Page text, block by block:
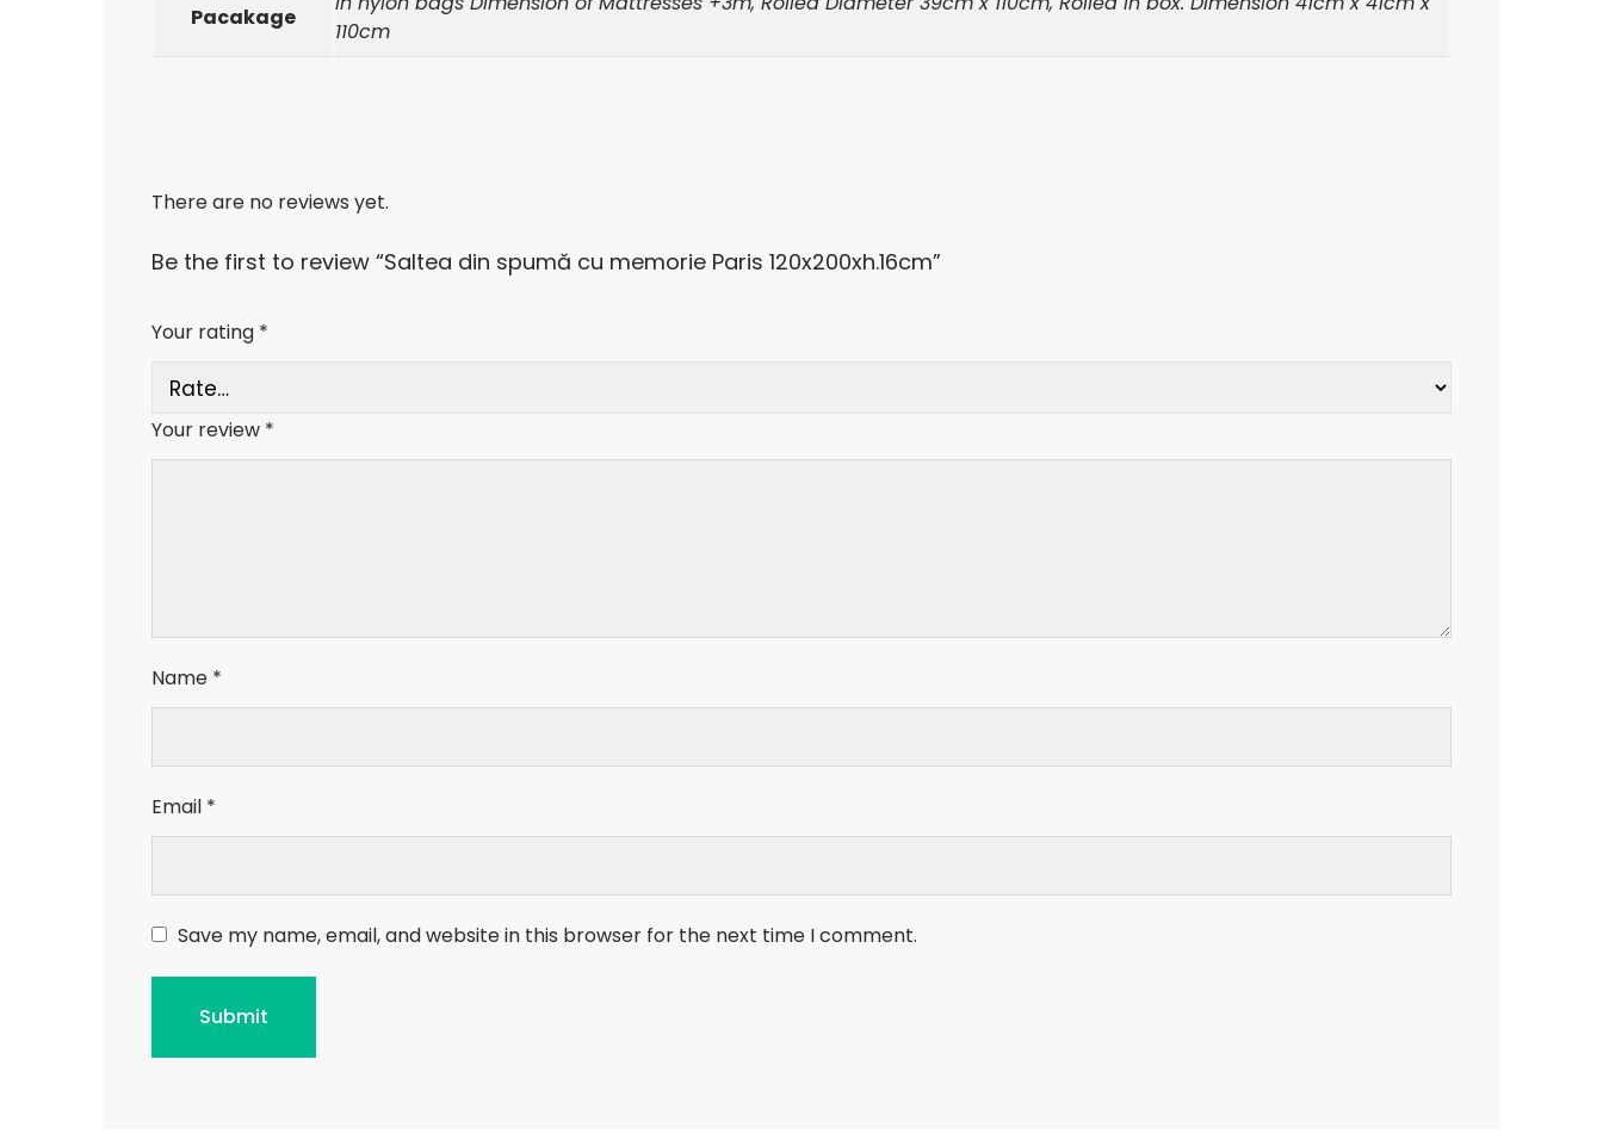
Pacakage
110cm
There are no reviews yet.
Be the first to review “Saltea din spumă cu memorie Paris 120x200xh.16cm”
Your rating *
Your review *
Name *
Email *
Save my name, email, and website in this browser for the next time I comment.